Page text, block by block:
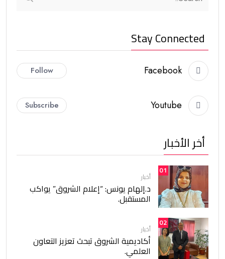
Stay Connected
Facebook
Follow
Youtube
Subscribe
أخر الأخبار
01
أخبار
د.إلهام يونس: “إعلام الشروق” يواكب
المستقبل.
02
أخبار
أكاديمية الشروق تبحث تعزيز التعاون
العلمي.